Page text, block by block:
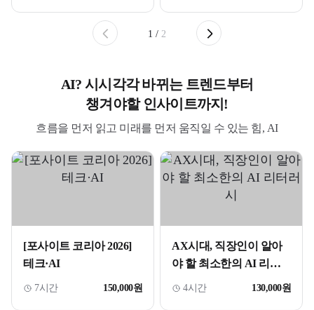
1 / 2
AI? 시시각각 바뀌는 트렌드부터
챙겨야할 인사이트까지!
흐름을 먼저 읽고 미래를 먼저 움직일 수 있는 힘, AI
[포사이트 코리아 2026]
테크·AI
7시간 150,000원
AX시대, 직장인이 알아
야 할 최소한의 AI 리터
4시간 130,000원